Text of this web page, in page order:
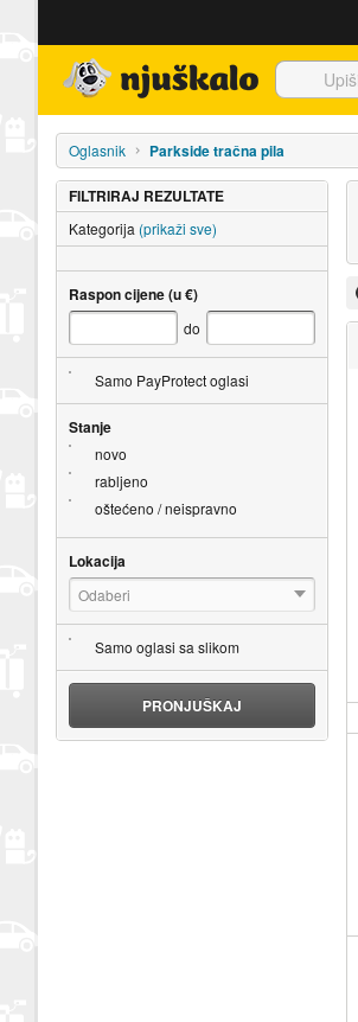
Oglasnik Parkside tračna pila
FILTRIRAJ REZULTATE
Kategorija (prikaži sve)
Raspon cijene (u €)
do
Samo PayProtect oglasi
Stanje
novo
rabljeno
oštećeno / neispravno
Lokacija
Odaberi
Samo oglasi sa slikom
PRONJUŠKAJ